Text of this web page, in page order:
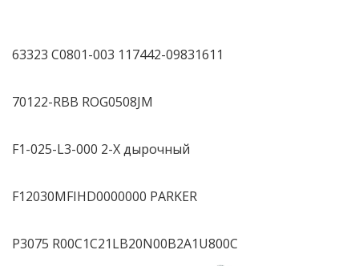
63323 C0801-003 117442-09831611
70122-RBB ROG0508JM
F1-025-L3-000 2-Х дырочный
F12030MFIHD0000000 PARKER
P3075 R00C1C21LB20N00B2A1U800C